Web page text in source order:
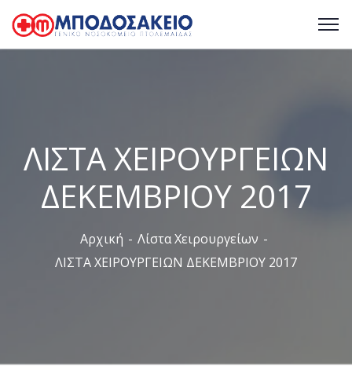
ΛΙΣΤΑ ΧΕΙΡΟΥΡΓΕΙΩΝ
ΔΕΚΕΜΒΡΙΟΥ 2017
Αρχική
Λίστα Χειρουργείων
ΛΙΣΤΑ ΧΕΙΡΟΥΡΓΕΙΩΝ ΔΕΚΕΜΒΡΙΟΥ 2017